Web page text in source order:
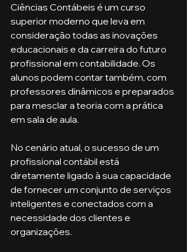
Ciências Contábeis é um curso
superior moderno que leva em
consideração todas as inovações
educacionais e da carreira do futuro
profissional em contabilidade. Os
alunos podem contar também, com
professores dinâmicos e preparados
para mesclar a teoria com a prática
em sala de aula.
No cenário atual, o sucesso de um
profissional contábil está
diretamente ligado à sua capacidade
de fornecer um conjunto de serviços
inteligentes e conectados com a
necessidade dos clientes e
organizações.